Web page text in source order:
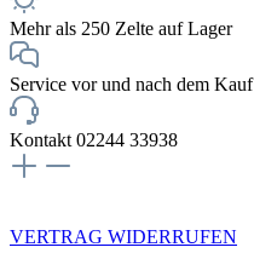
Mehr als 250 Zelte auf Lager
Service vor und nach dem Kauf
Kontakt 02244 33938
VERTRAG WIDERRUFEN